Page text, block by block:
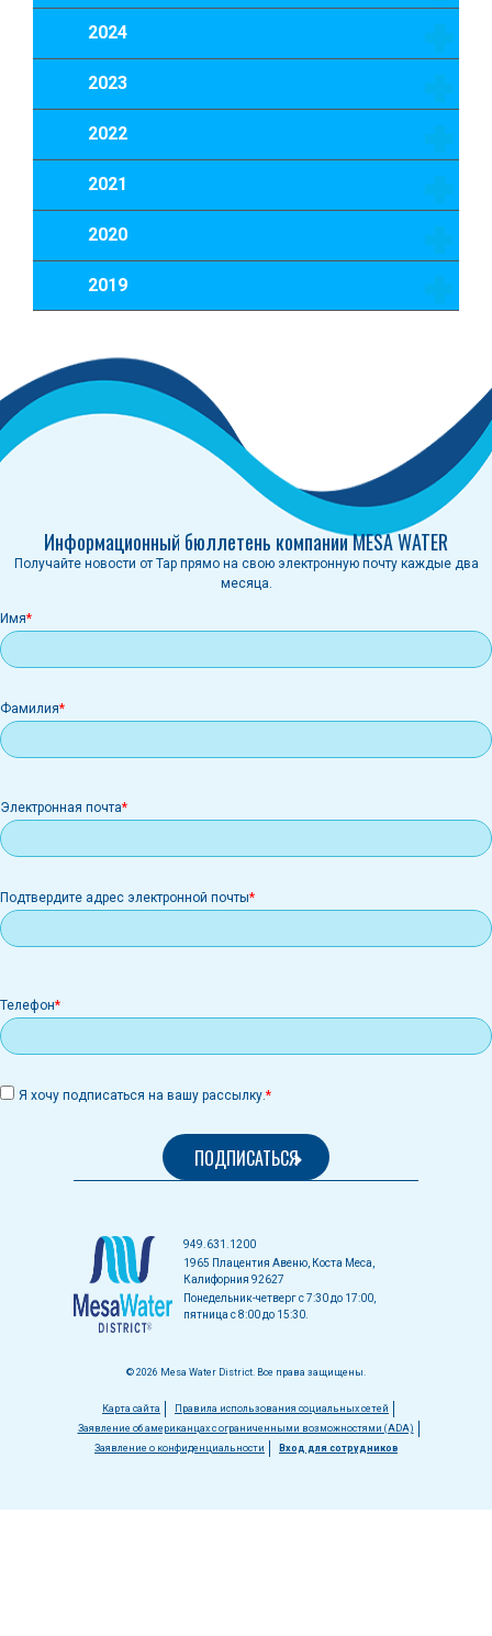
2024
2023
2022
2021
2020
2019
Информационный бюллетень компании MESA WATER
Получайте новости от Tap прямо на свою электронную почту каждые два
месяца.
Имя
Фамилия
Электронная
почта
Электронная почта
Подтвердите адрес электронной почты
Телефон
Я хочу подписаться на вашу рассылку.
949.631.1200
1965 Плацентия Авеню, Коста Меса,
Калифорния 92627
Понедельник-четверг с 7:30 до 17:00,
пятница с 8:00 до 15:30.
© 2026 Mesa Water District. Все права защищены.
Меню
нижнем
Карта сайта
Правила использования социальных сетей
Заявление об американцах с ограниченными возможностями (ADA)
Заявление о конфиденциальности
Вход для сотрудников